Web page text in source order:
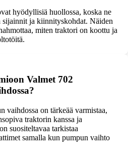
hyödyllisiä huollossa, koska ne
sijainnit ja kiinnityskohdat. Näiden
miten traktori on koottu ja
Valmet 702
vaihdossa on tärkeää varmistaa,
traktorin kanssa ja
suositeltavaa tarkistaa
samalla kun pumpun vaihto